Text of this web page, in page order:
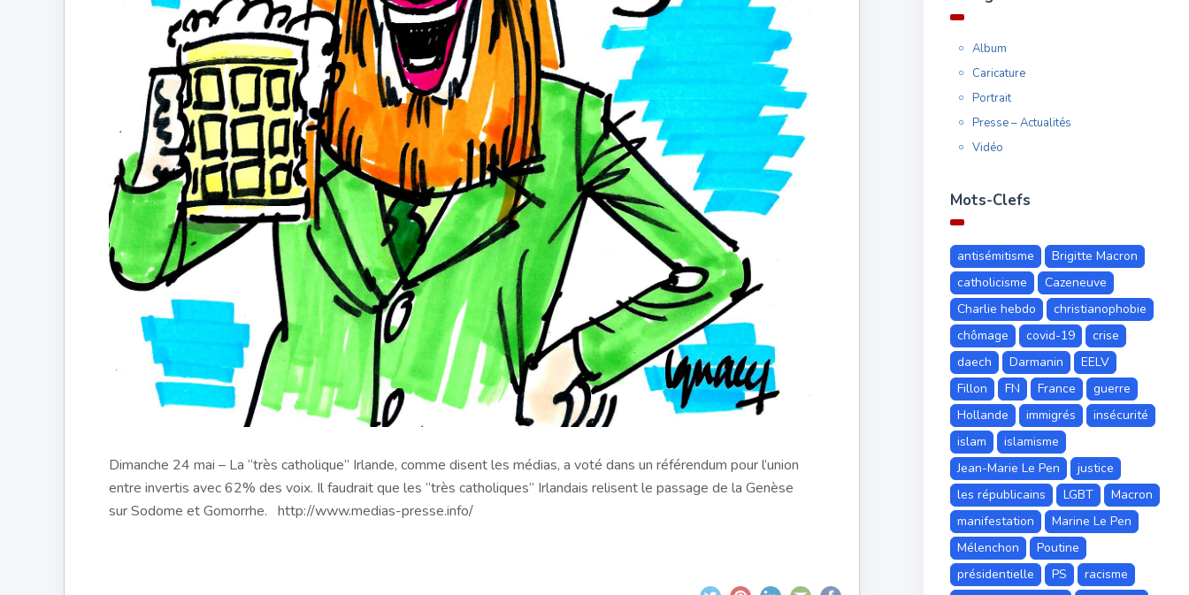
Dimanche 24 mai – La “très catholique” Irlande, comme disent les médias, a voté dans un référendum pour l’union
entre invertis avec 62% des voix. Il faudrait que les “très catholiques” Irlandais relisent le passage de la Genèse
sur Sodome et Gomorrhe. http://www.medias-presse.info/
Album
Caricature
Portrait
Presse – Actualités
Vidéo
Mots-Clefs
antisémitisme
Brigitte Macron
catholicisme
Cazeneuve
Charlie hebdo
christianophobie
chômage
covid-19
crise
daech
Darmanin
EELV
Fillon
FN France
guerre
Hollande
immigrés
insécurité
islam
islamisme
Jean-Marie Le Pen
justice
les républicains
LGBT
Macron
manifestation
Marine Le Pen
Mélenchon
Poutine
présidentielle
PS
racisme